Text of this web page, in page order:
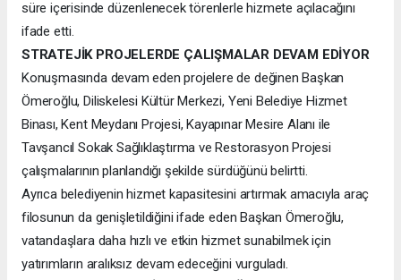
süre içerisinde düzenlenecek törenlerle hizmete açılacağını
ifade etti.
STRATEJİK PROJELERDE ÇALIŞMALAR DEVAM EDİYOR
Konuşmasında devam eden projelere de değinen Başkan
Ömeroğlu, Diliskelesi Kültür Merkezi, Yeni Belediye Hizmet
Binası, Kent Meydanı Projesi, Kayapınar Mesire Alanı ile
Tavşancıl Sokak Sağlıklaştırma ve Restorasyon Projesi
çalışmalarının planlandığı şekilde sürdüğünü belirtti.
Ayrıca belediyenin hizmet kapasitesini artırmak amacıyla araç
filosunun da genişletildiğini ifade eden Başkan Ömeroğlu,
vatandaşlara daha hızlı ve etkin hizmet sunabilmek için
yatırımların aralıksız devam edeceğini vurguladı.